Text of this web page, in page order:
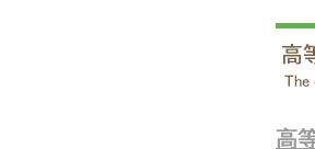
高